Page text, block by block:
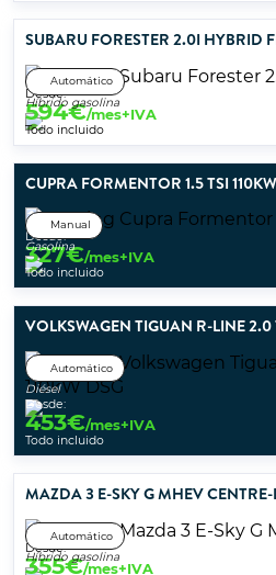
SUBARU FORESTER 2.0I HYBRID
Automático
Híbrido gasolina
Desde:
594€/mes+IVA
Todo incluido
CUPRA FORMENTOR 1.5 TSI
Manual
Gasolina
Desde:
327€/mes+IVA
Todo incluido
VOLKSWAGEN TIGUAN R-LINE 2.0
Automático
Diésel
Desde:
453€/mes+IVA
Todo incluido
MAZDA 3 E-SKY G MHEV
Automático
Híbrido gasolina
Desde:
355€/mes+IVA